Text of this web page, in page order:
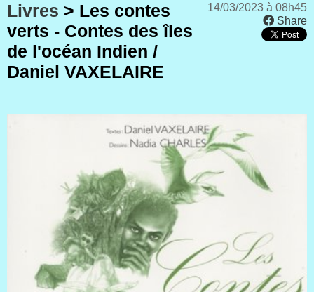
14/03/2023 à 08h45
Share
Livres > Les contes
verts - Contes des îles
de l'océan Indien /
Daniel VAXELAIRE